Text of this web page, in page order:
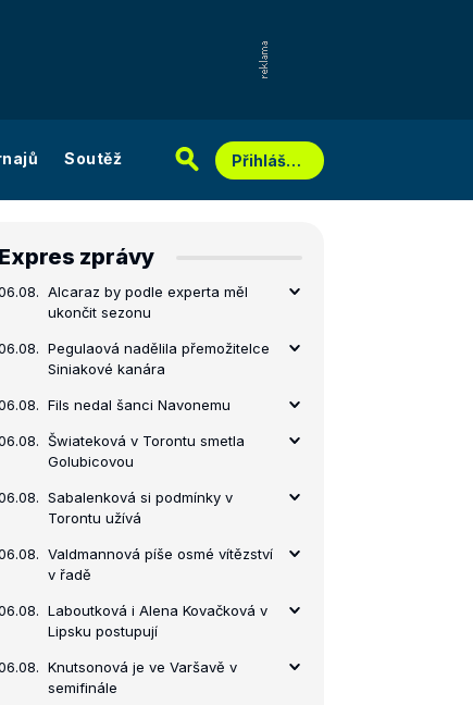
Soutěž Přihlášení
Expres zprávy
Alcaraz by podle experta měl
ukončit sezonu
Pegulaová nadělila přemožitelce
Siniakové kanára
Fils nedal šanci Navonemu
Šwiateková v Torontu smetla
Golubicovou
Sabalenková si podmínky v
Torontu užívá
Valdmannová píše osmé vítězství
v řadě
Laboutková i Alena Kovačková v
Lipsku postupují
Knutsonová je ve Varšavě v
semifinále